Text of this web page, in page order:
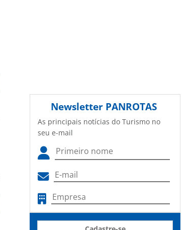
Newsletter PANROTAS
As principais notícias do Turismo no
seu e-mail